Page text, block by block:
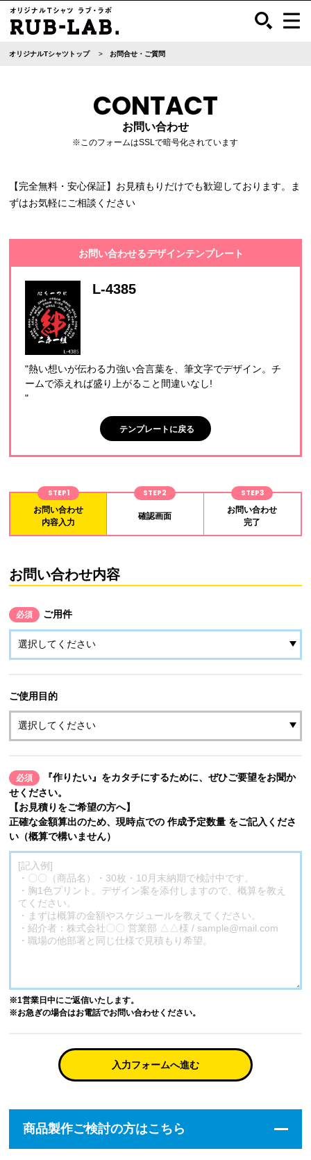
オリジナルTシャツトップ お問合せ・ご質問
CONTACT
お問い合わせ
※このフォームはSSLで暗号化されています
【完全無料・安心保証】お見積もりだけでも歓迎しております。ま
ずはお気軽にご相談ください
お問い合わせるデザインテンプレート
L-4385
"熱い想いが伝わる力強い合言葉を、筆文字でデザイン。チ
ームで添えれば盛り上がること間違いなし!
"
テンプレートに戻る
STEP1
お問い合わせ
内容入力
STEP2
確認画面
STEP3
お問い合わせ
完了
お問い合わせ内容
必須 ご用件
ご使用目的
必須
『作りたい』をカタチにするために、ぜひご要望をお聞か
せください。
【お見積りをご希望の方へ】
正確な金額算出のため、現時点での 作成予定数量 をご記入くださ
い（概算で構いません）
※1営業日中にご返信いたします。
※お急ぎの場合はお電話でお問い合わせください。
入力フォームへ進む
商品製作ご検討の方はこちら